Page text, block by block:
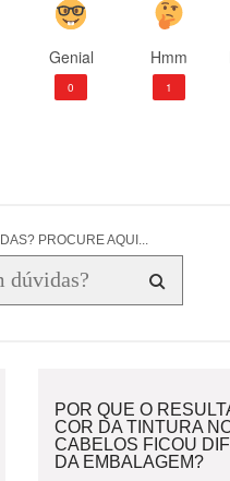
Genial
0
Hmm
1
PROCURE AQUI...
POR QUE O
COR DA TINTURA
CABELOS FICOU
DA EMBALAGEM?